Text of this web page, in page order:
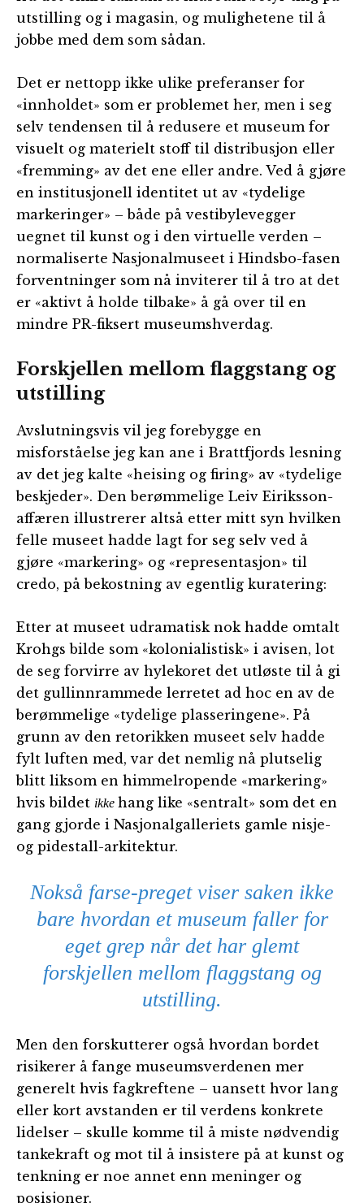
utstilling og i magasin, og mulighetene til å
jobbe med dem som sådan.
Det er nettopp ikke ulike preferanser for
«innholdet» som er problemet her, men i seg
selv tendensen til å redusere et museum for
visuelt og materielt stoff til distribusjon eller
«fremming» av det ene eller andre. Ved å gjøre
en institusjonell identitet ut av «tydelige
markeringer» – både på vestibylevegger
uegnet til kunst og i den virtuelle verden –
normaliserte Nasjonalmuseet i Hindsbo-fasen
forventninger som nå inviterer til å tro at det
er «aktivt å holde tilbake» å gå over til en
mindre PR-fiksert museumshverdag.
Forskjellen mellom flaggstang og
utstilling
Avslutningsvis vil jeg forebygge en
misforståelse jeg kan ane i Brattfjords lesning
av det jeg kalte «heising og firing» av «tydelige
beskjeder». Den berømmelige Leiv Eiriksson-
affæren illustrerer altså etter mitt syn hvilken
felle museet hadde lagt for seg selv ved å
gjøre «markering» og «representasjon» til
credo, på bekostning av egentlig kuratering:
Etter at museet udramatisk nok hadde omtalt
Krohgs bilde som «kolonialistisk» i avisen, lot
de seg forvirre av hylekoret det utløste til å gi
det gullinnrammede lerretet ad hoc en av de
berømmelige «tydelige plasseringene». På
grunn av den retorikken museet selv hadde
fylt luften med, var det nemlig nå plutselig
blitt liksom en himmelropende «markering»
hvis bildet ikke hang like «sentralt» som det en
gang gjorde i Nasjonalgalleriets gamle nisje-
og pidestall-arkitektur.
Nokså farse-preget viser saken ikke
bare hvordan et museum faller for
eget grep når det har glemt
forskjellen mellom flaggstang og
utstilling.
Men den forskutterer også hvordan bordet
risikerer å fange museumsverdenen mer
generelt hvis fagkreftene – uansett hvor lang
eller kort avstanden er til verdens konkrete
lidelser – skulle komme til å miste nødvendig
tankekraft og mot til å insistere på at kunst og
tenkning er noe annet enn meninger og
posisjoner.